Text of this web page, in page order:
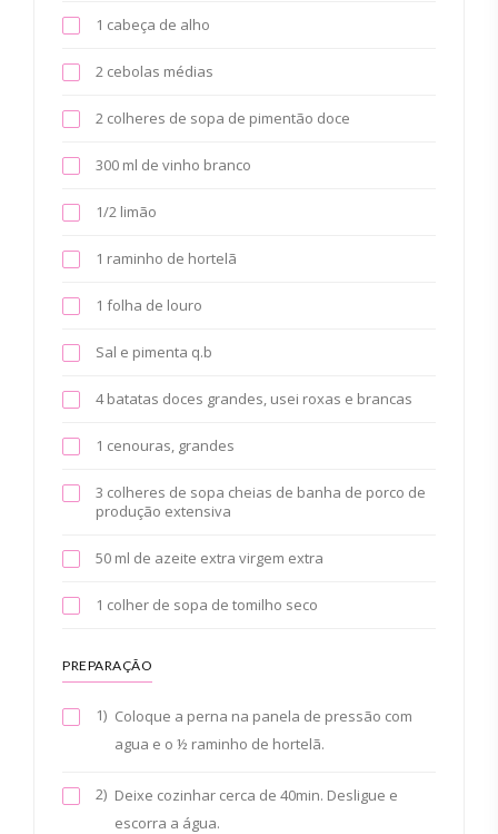
1 cabeça de alho
2 cebolas médias
2 colheres de sopa de pimentão doce
300 ml de vinho branco
1/2 limão
1 raminho de hortelã
1 folha de louro
Sal e pimenta q.b
4 batatas doces grandes, usei roxas e brancas
1 cenouras, grandes
3 colheres de sopa cheias de banha de porco de
produção extensiva
50 ml de azeite extra virgem extra
1 colher de sopa de tomilho seco
PREPARAÇÃO
1) Coloque a perna na panela de pressão com
agua e o ½ raminho de hortelã.
2) Deixe cozinhar cerca de 40min. Desligue e
escorra a água.